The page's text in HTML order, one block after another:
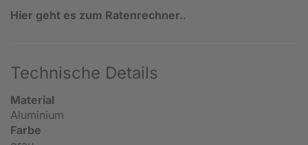
Hier geht es zum Ratenrechner..
Technische Details
Material
Aluminium
Farbe